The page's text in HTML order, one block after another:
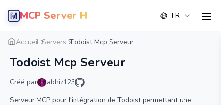
MCP Server Hub FR
Accueil Servers Todoist Mcp Serveur
Todoist Mcp Serveur
Créé par
abhiz123
Serveur MCP pour l'intégration de Todoist permettant une
Aperçu Détail Alternative